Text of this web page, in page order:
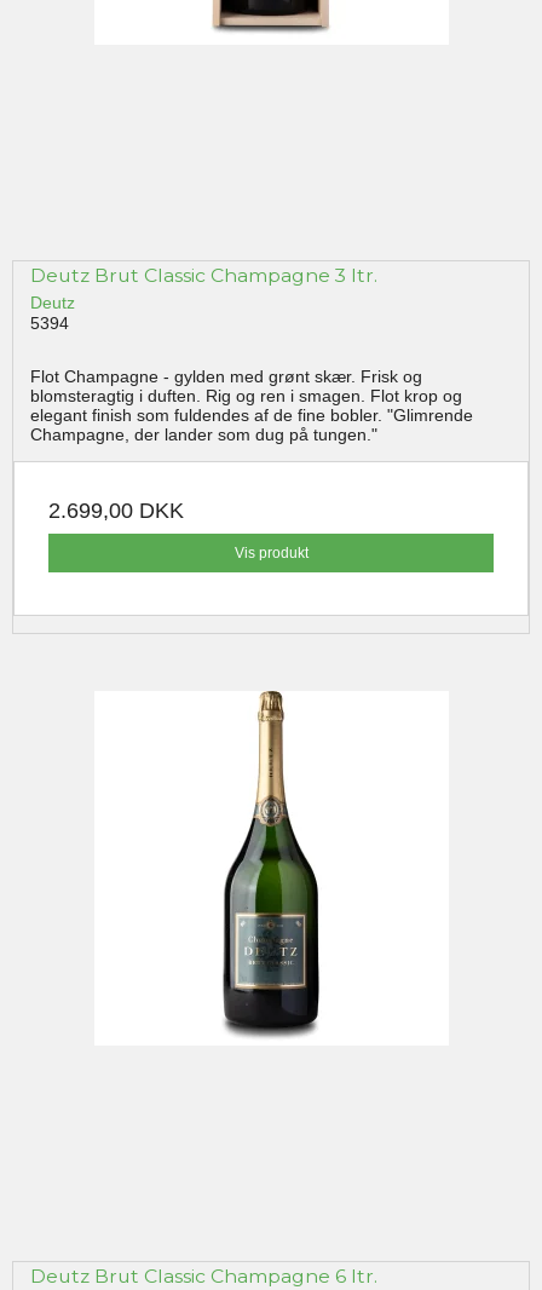
Deutz Brut Classic Champagne 3 ltr.
Deutz
5394
Flot Champagne - gylden med grønt skær. Frisk og
blomsteragtig i duften. Rig og ren i smagen. Flot krop og
elegant finish som fuldendes af de fine bobler. "Glimrende
Champagne, der lander som dug på tungen."
2.699,00 DKK
Vis produkt
Deutz Brut Classic Champagne 6 ltr.